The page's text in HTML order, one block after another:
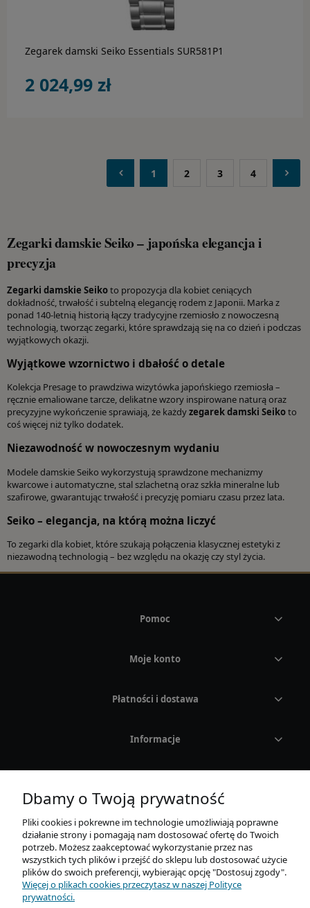
Zegarek damski Seiko Essentials SUR581P1
2 024,99 zł
1 2 3 4
Zegarki damskie Seiko – japońska elegancja i
precyzja
Zegarki damskie Seikoto propozycja dla kobiet ceniących
dokładność, trwałość i subtelną elegancję rodem z Japonii. Marka z
ponad 140-letnią historią łączy tradycyjne rzemiosło z nowoczesną
technologią, tworząc zegarki, które sprawdzają się na co dzień i podczas
wyjątkowych okazji.
Wyjątkowe wzornictwo i dbałość o detale
Kolekcja Presage to prawdziwa wizytówka japońskiego rzemiosła –
ręcznie emaliowane tarcze, delikatne wzory inspirowane naturą oraz
precyzyjne wykończenie sprawiają, że każdyzegarek damski Seikoto
coś więcej niż tylko dodatek.
Niezawodność w nowoczesnym wydaniu
Modele damskie Seiko wykorzystują sprawdzone mechanizmy
kwarcowe i automatyczne, stal szlachetną oraz szkła mineralne lub
szafirowe, gwarantując trwałość i precyzję pomiaru czasu przez lata.
Seiko – elegancja, na którą można liczyć
To zegarki dla kobiet, które szukają połączenia klasycznej estetyki z
niezawodną technologią – bez względu na okazję czy styl życia.
Pomoc
Moje konto
Płatności i dostawa
Informacje
AURUM Sp. z o. o.
Dbamy o Twoją prywatność
Pliki cookies i pokrewne im technologie umożliwiają poprawne
działanie strony i pomagają nam dostosować ofertę do Twoich
potrzeb. Możesz zaakceptować wykorzystanie przez nas
wszystkich tych plików i przejść do sklepu lub dostosować użycie
plików do swoich preferencji, wybierając opcję "Dostosuj zgody".
Więcej o plikach cookies przeczytasz w naszej Polityce
prywatności.